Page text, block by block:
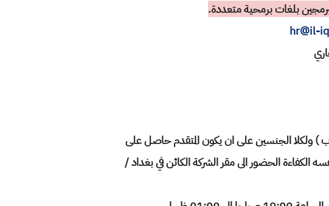
بلغات برمحية متعددة.
hr@il-
ولكلا الجنسين على ان يكون المتقدم حاصل على
الحضور الى مقر الشركة الكائن في بغداد /